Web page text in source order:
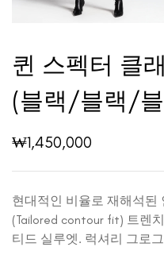
퀸 스펙터 클
(블랙/블랙/
₩1,450,000
현대적인 비율로 재해석된
(Tailored contour fit) 트렌
티드 실루엣. 럭셔리 그로